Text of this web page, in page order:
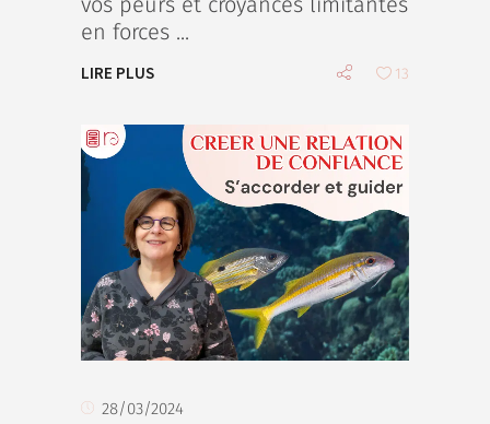
en forces
LIRE PLUS 13
28/03/2024